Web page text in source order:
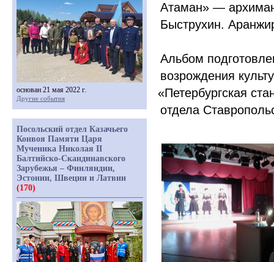
Атаман» —
Быструхин.
Альбом
возрождения
«Петербургская
отдела
основан 21 мая 2022 г.
Другие события
Посольский отдел Казачьего
Конвоя Памяти Царя
Мученика Николая II
Балтийско-Скандинавского
Зарубежья – Финляндии,
Эстонии, Швеции и Латвии
(170)